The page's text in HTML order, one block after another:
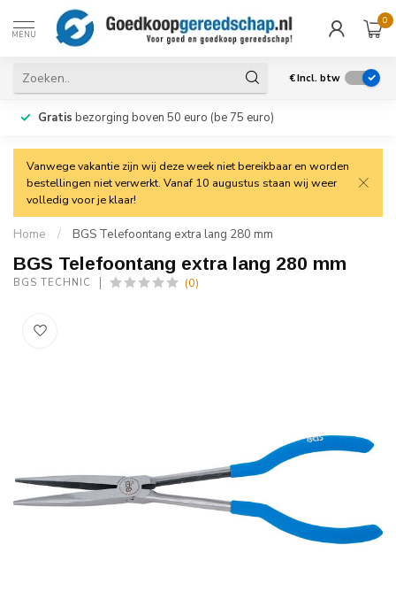
MENU
0
€Incl. btw
Gratis bezorging boven 50 euro (be 75 euro)
Vanwege vakantie zijn wij deze week niet bereikbaar en worden
bestellingen niet verwerkt. Vanaf 10 augustus staan wij weer
volledig voor je klaar!
Home / BGS Telefoontang extra lang 280 mm
BGS Telefoontang extra lang 280 mm
BGS TECHNIC (0)